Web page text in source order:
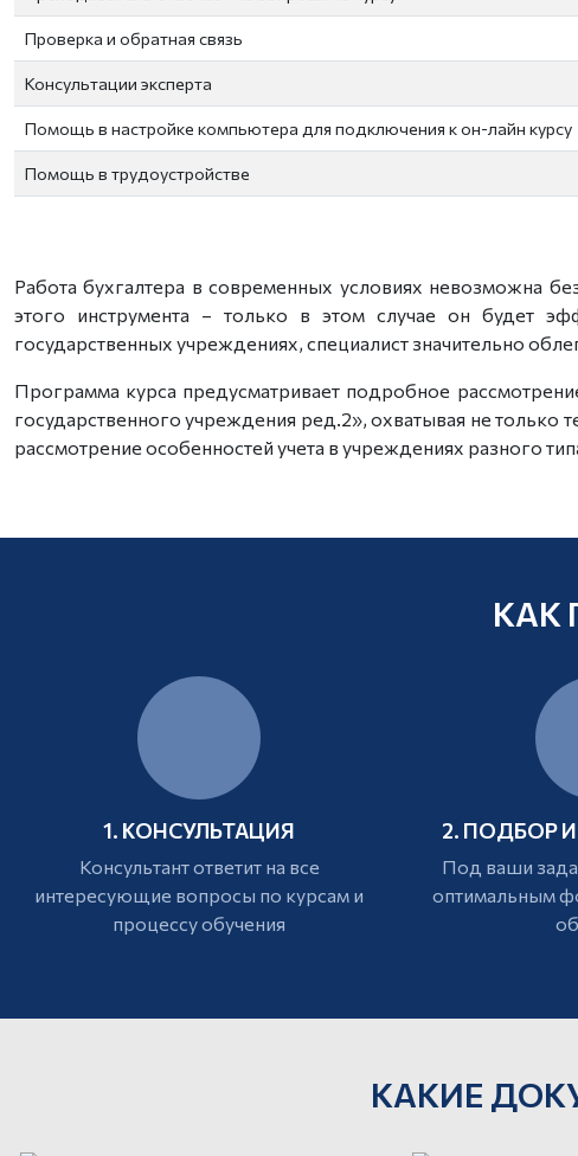
Проверка и обратная связь
Консультации эксперта
Помощь в настройке компьютера для подключения к он-лайн курсу
Помощь в трудоустройстве
Работа бухгалтера в современных условиях невозможна
этого инструмента – только в этом случае он будет
государственных учреждениях, специалист значительно
Программа курса предусматривает подробное
государственного учреждения ред.2», охватывая не только
рассмотрение особенностей учета в учреждениях разного
КАК
1. КОНСУЛЬТАЦИЯ
Консультант ответит на все
интересующие вопросы по курсам и
процессу обучения
2. ПОДБОР
Под ваши
оптимальным
КАКИЕ